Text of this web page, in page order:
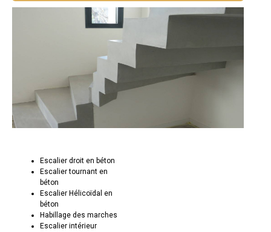
Escalier droit en béton
Escalier tournant en
béton
Escalier Hélicoïdal en
béton
Habillage des marches
Escalier intérieur